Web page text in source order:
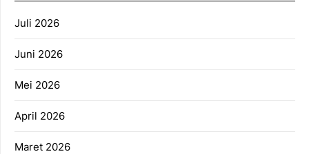
Juli 2026
Juni 2026
Mei 2026
April 2026
Maret 2026